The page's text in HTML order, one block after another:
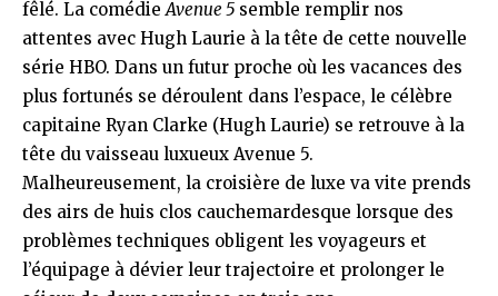
fêlé. La comédie Avenue 5 semble remplir nos
attentes avec Hugh Laurie à la tête de cette nouvelle
série HBO. Dans un futur proche où les vacances des
plus fortunés se déroulent dans l’espace, le célèbre
capitaine Ryan Clarke (Hugh Laurie) se retrouve à la
tête du vaisseau luxueux Avenue 5.
Malheureusement, la croisière de luxe va vite prends
des airs de huis clos cauchemardesque lorsque des
problèmes techniques obligent les voyageurs et
l’équipage à dévier leur trajectoire et prolonger le